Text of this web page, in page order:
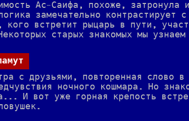
Ас-Саифа, похоже, затронула
замечательно контрастирует
кого встретит рыцарь в пути,
старых знакомых мы
с друзьями, повторенная слово
ночного кошмара. Но
И вот уже горная крепость